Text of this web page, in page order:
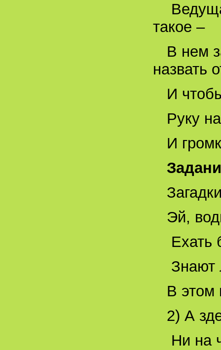
такое –
В нем
назвать
И
Руку
И
Эй,
Ехать
Знают
В этом
2) А
Ни на